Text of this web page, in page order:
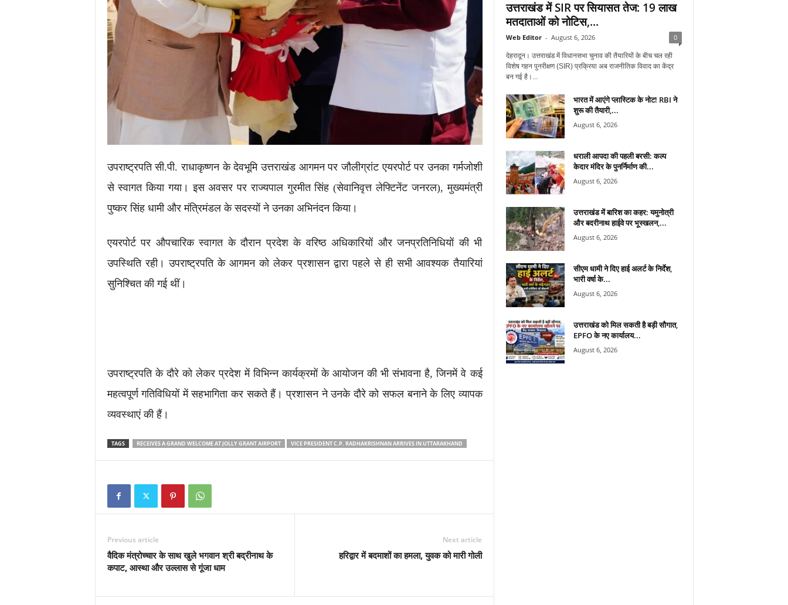
उपराष्ट्रपतिसी.पी. राधाकृष्णनके देवभूमि उत्तराखंड आगमन पर जौलीग्रांट एयरपोर्ट पर उनका गर्मजोशी
से स्वागत किया गया। इस अवसर पर राज्यपालगुरमीत सिंह (सेवानिवृत्त लेफ्टिनेंट जनरल), मुख्यमंत्री
पुष्कर सिंह धामीऔर मंत्रिमंडल के सदस्यों ने उनका अभिनंदन किया।
एयरपोर्ट पर औपचारिक स्वागत के दौरान प्रदेश के वरिष्ठ अधिकारियों और जनप्रतिनिधियों की भी
उपस्थिति रही। उपराष्ट्रपति के आगमन को लेकर प्रशासन द्वारा पहले से ही सभी आवश्यक तैयारियां
सुनिश्चित की गई थीं।
उपराष्ट्रपति के दौरे को लेकर प्रदेश में विभिन्न कार्यक्रमों के आयोजन की भी संभावना है, जिनमें वे कई
महत्वपूर्ण गतिविधियों में सहभागिता कर सकते हैं। प्रशासन ने उनके दौरे को सफल बनाने के लिए व्यापक
व्यवस्थाएं की हैं।
TAGS RECEIVES A GRAND WELCOME AT JOLLY GRANT AIRPORT VICE PRESIDENT C.P. RADHAKRISHNAN ARRIVES IN UTTARAKHAND
Previous article
वैदिक मंत्रोच्चार के साथ खुले भगवान श्री बद्रीनाथ के
कपाट, आस्था और उल्लास से गूंजा धाम
Next article
हरिद्वार में बदमाशों का हमला, युवक को मारी गोली
उत्तराखंड में SIR पर सियासत तेज: 19 लाख
मतदाताओं को नोटिस,...
Web Editor - August 6, 2026 0
देहरादून। उत्तराखंड में विधानसभा चुनाव की तैयारियों के बीच चल रही
विशेष गहन पुनरीक्षण (SIR) प्रक्रिया अब राजनीतिक विवाद का केंद्र
बन गई है।...
भारत में आएंगे प्लास्टिक के नोट! RBI ने
शुरू की तैयारी,...
August 6, 2026
धराली आपदा की पहली बरसी: कल्प
केदार मंदिर के पुनर्निर्माण की...
August 6, 2026
उत्तराखंड में बारिश का कहर: यमुनोत्री
और बदरीनाथ हाईवे पर भूस्खलन,...
August 6, 2026
सीएम धामी ने दिए हाई अलर्ट के निर्देश,
भारी वर्षा के...
August 6, 2026
उत्तराखंड को मिल सकती है बड़ी सौगात,
EPFO के नए कार्यालय...
August 6, 2026